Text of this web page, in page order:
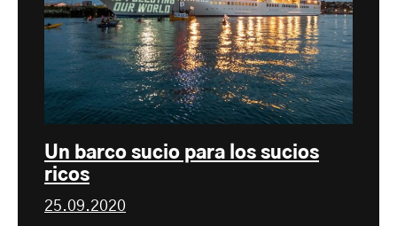
Un barco sucio para los sucios
ricos
25.09.2020